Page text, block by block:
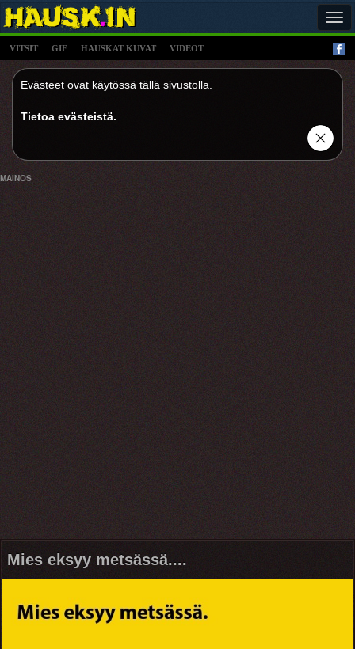
VITSIT GIF HAUSKAT KUVAT VIDEOT
Evästeet ovat käytössä tällä sivustolla.
Tietoa evästeistä.
MAINOS
Mies eksyy metsässä....